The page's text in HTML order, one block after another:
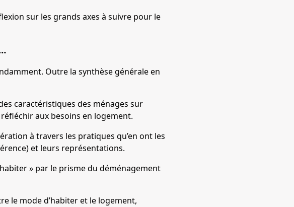
sur les grands axes à suivre pour le
Outre la synthèse générale en
caractéristiques des ménages sur
aux besoins en logement.
à travers les pratiques qu’en ont les
et leurs représentations.
» par le prisme du déménagement
le mode d’habiter et le logement,